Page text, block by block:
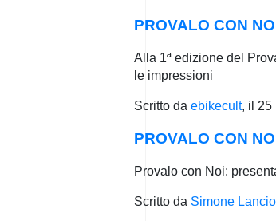
PROVALO CON
Alla 1ª edizione del
le impressioni
Scritto da ebikecult, il 25
PROVALO CON
Provalo con Noi:
Scritto da Simone